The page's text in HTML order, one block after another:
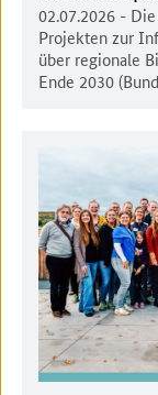
02.07.2026 -
Projekten zur
über regionale
Ende 2030